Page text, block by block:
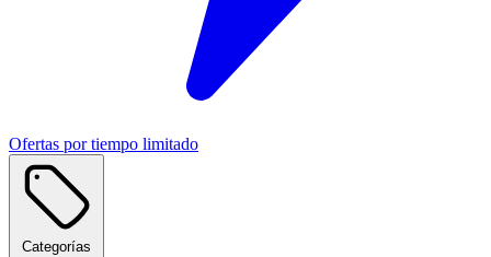
Ofertas por tiempo limitado
Categorías